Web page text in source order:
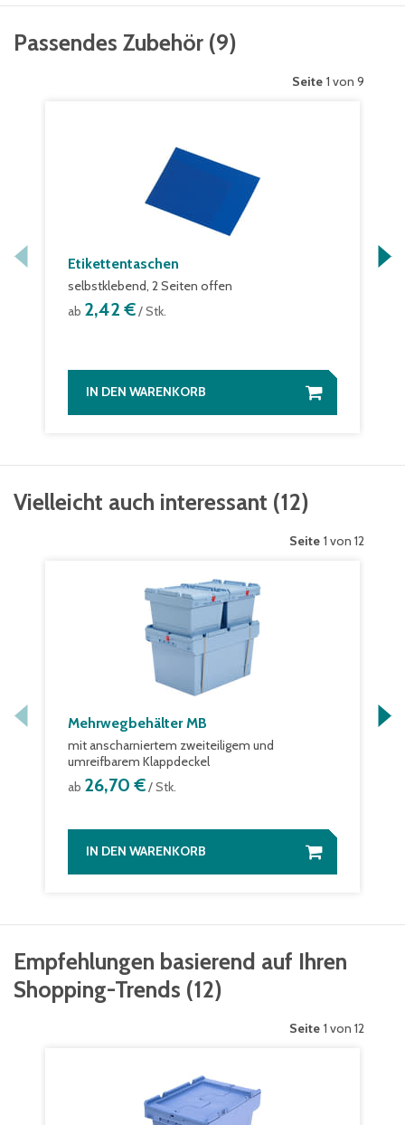
Passendes Zubehör (9)
Seite 1 von 9
Etikettentaschen
selbstklebend, 2 Seiten offen
ab 2,42 €/ Stk.
IN DEN WARENKORB
Vielleicht auch interessant (12)
Seite 1 von 12
Mehrwegbehälter MB
mit anscharniertem zweiteiligem und
umreifbarem Klappdeckel
ab 26,70 €/ Stk.
IN DEN WARENKORB
Empfehlungen basierend auf Ihren
Shopping-Trends (12)
Seite 1 von 12